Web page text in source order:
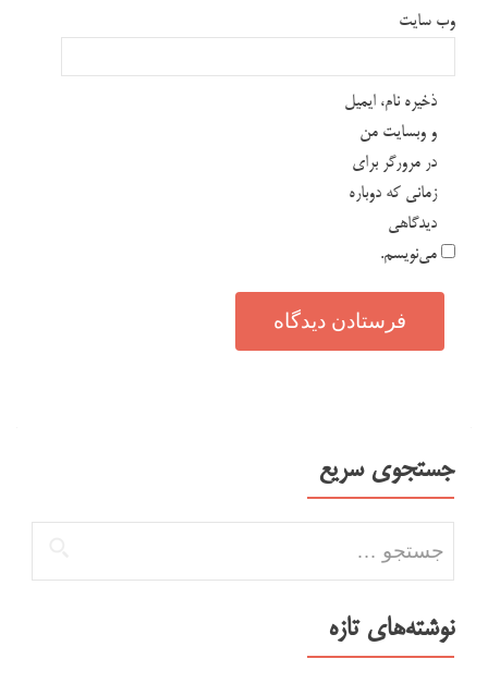
وب‌ سایت
ذخیره نام، ایمیل
و وبسایت من
در مرورگر برای
زمانی که دوباره
دیدگاهی
می‌نویسم.
جستجوی سریع
نوشته‌های تازه